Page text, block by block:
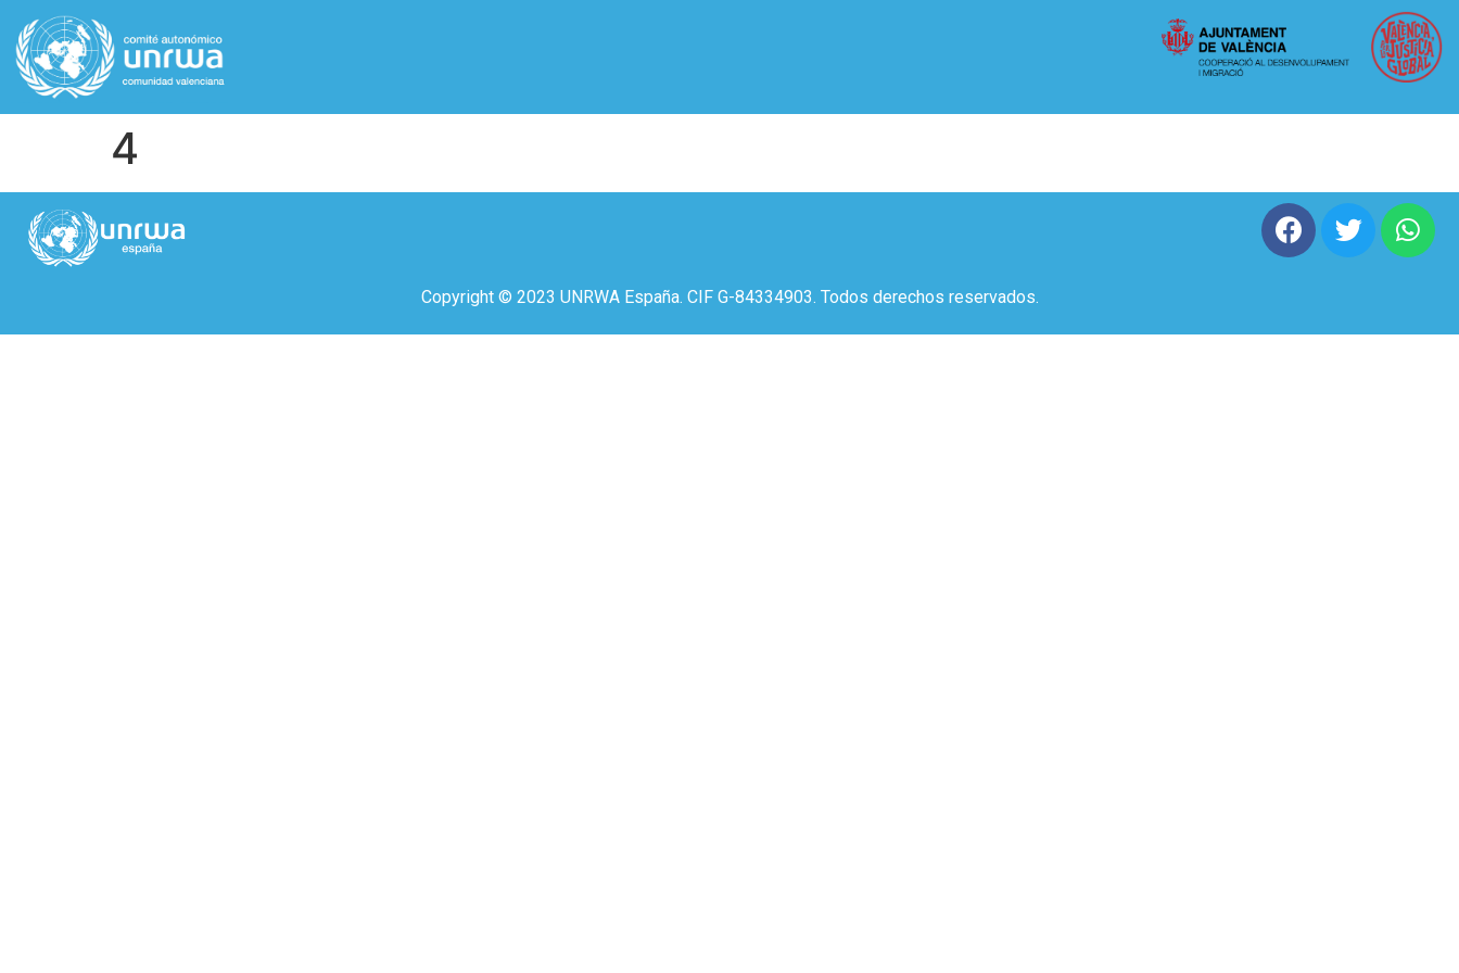
4
Copyright © 2023 UNRWA España. CIF G-84334903. Todos derechos reservados.